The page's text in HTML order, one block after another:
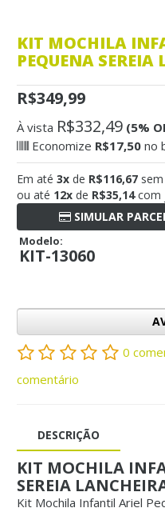
KIT MOCHILA
PEQUENA SEREIA
R$349,99
À vista R$332,49 (5%
Economize R$17,50 no
Em até 3x de R$116,67
ou até 12x de R$35,14com
SIMULAR
Modelo:
KIT-13060
0
comentário
DESCRIÇÃO
KIT MOCHILA
SEREIA
Kit Mochila Infantil Ariel